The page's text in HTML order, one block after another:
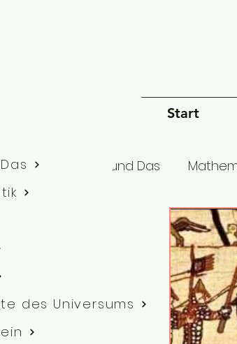
Start
Artikel Dies und Das
Sprache
des Universums